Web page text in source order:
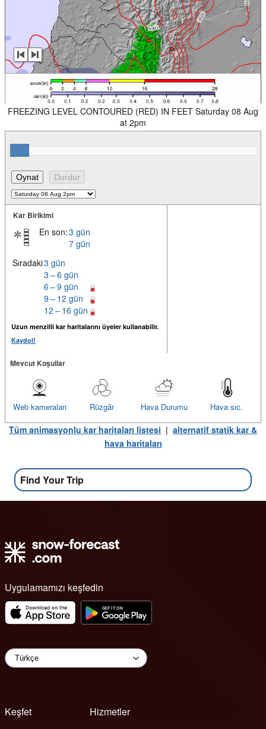
FREEZING LEVEL CONTOURED (RED) IN FEET Saturday 08 Aug
at 2pm
Kar Birikimi
En son:3 gün
7 gün
Sıradaki3 gün
3 – 6 gün
6 – 9 gün
9 – 12 gün
12 – 16 gün
Uzun menzilli kar haritalarını üyeler kullanabilir.
Kaydol!
Mevcut Koşullar
Hava sıc.
Hava Durumu
Rüzgâr
Web kameraları
Tüm animasyonlu kar haritaları listesi | alternatif statik kar &
hava haritaları
Find Your Trip
Uygulamamızı keşfedin
Keşfet
Hizmetler